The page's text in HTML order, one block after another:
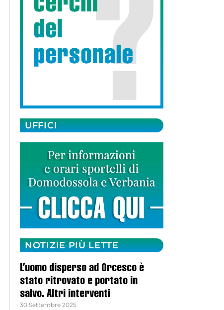
UFFICI
NOTIZIE PIÙ LETTE
L’uomo disperso ad Orcesco è
stato ritrovato e portato in
salvo. Altri interventi
30 Settembre 2025